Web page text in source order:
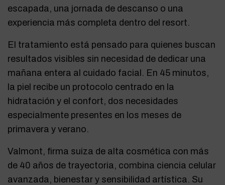
escapada, una jornada de descanso o una
experiencia más completa dentro del resort.
El tratamiento está pensado para quienes buscan
resultados visibles sin necesidad de dedicar una
mañana entera al cuidado facial. En 45 minutos,
la piel recibe un protocolo centrado en la
hidratación y el confort, dos necesidades
especialmente presentes en los meses de
primavera y verano.
Valmont, firma suiza de alta cosmética con más
de 40 años de trayectoria, combina ciencia celular
avanzada, bienestar y sensibilidad artística. Su